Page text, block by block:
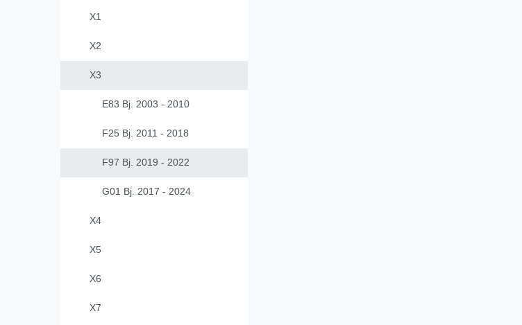
X1
X2
X3
E83 Bj. 2003 - 2010
F25 Bj. 2011 - 2018
F97 Bj. 2019 - 2022
G01 Bj. 2017 - 2024
X4
X5
X6
X7